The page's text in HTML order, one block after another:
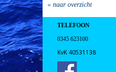
« naar overzicht
TELEFOON
0345 623100
KvK 40531138